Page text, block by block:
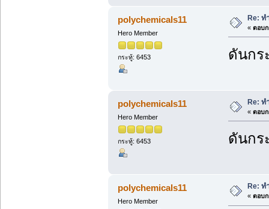
polychemicals11
Hero Member
กระทู้: 6453
Re: ท
« ตอบก
ดันกร
polychemicals11
Hero Member
กระทู้: 6453
Re: ท
« ตอบก
ดันกร
polychemicals11
Hero Member
Re: ท
« ตอบก